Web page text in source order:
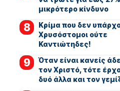
μικρότερο κίνδυνο
Κρίμα που δεν
Χρυσόστομοι ούτε
Καντιώτηδες!
Όταν είναι κανείς
τον Χριστό, τότε
δυό άλλα και τον